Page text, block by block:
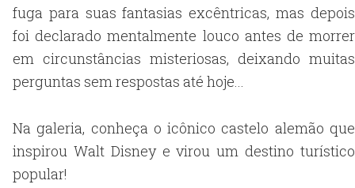
fuga para suas fantasias excêntricas, mas depois
foi declarado mentalmente louco antes de morrer
em circunstâncias misteriosas, deixando muitas
perguntas sem respostas até hoje...
Na galeria, conheça o icônico castelo alemão que
inspirou Walt Disney e virou um destino turístico
popular!